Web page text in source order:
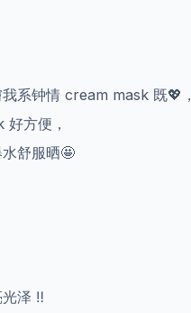
系钟情 cream mask 既💖，
方便，
舒服晒🤩
泽 ‼️